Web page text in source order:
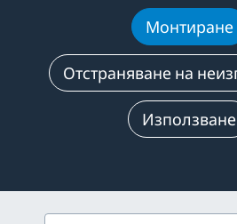
Монтиране
Отстраняване на
Използване